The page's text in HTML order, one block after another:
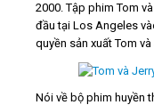
2000. Tập phim Tom
đầu tại Los Angeles
quyền sản xuất Tom và
Nói về bộ phim huyền